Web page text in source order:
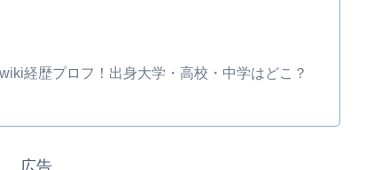
経歴プロフ！出身大学・高校・中学はどこ？
広告